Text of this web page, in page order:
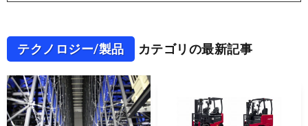
テクノロジー/製品 カテゴリの最新記事